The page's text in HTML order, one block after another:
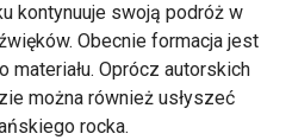
kontynuuje swoją podróż w
Obecnie formacja jest
Oprócz autorskich
można również usłyszeć
rocka.